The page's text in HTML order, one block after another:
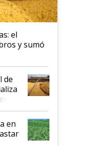
el
y sumó
de
la
en